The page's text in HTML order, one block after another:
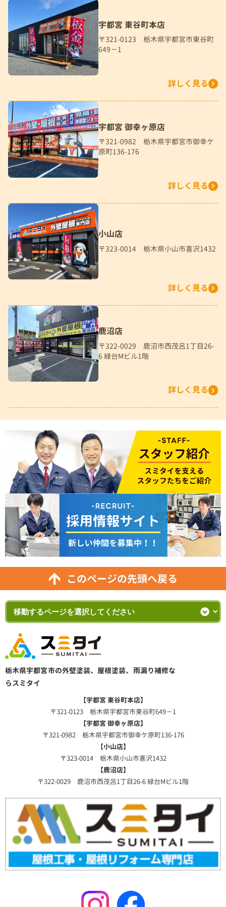
宇都宮 東谷町本店
〒321-0123 栃木県宇都宮市東谷町
649－1
詳しく見る
宇都宮 御幸ヶ原店
〒321-0982 栃木県宇都宮市御幸ケ
原町136-176
詳しく見る
小山店
〒323-0014 栃木県小山市喜沢1432
詳しく見る
鹿沼店
〒322-0029 鹿沼市西茂呂1丁目26-
6 緑台Mビル1階
詳しく見る
このページの先頭へ戻る
栃木県宇都宮市の外壁塗装、屋根塗装、雨漏り補修な
らスミタイ
【宇都宮 東谷町本店】
〒321-0123 栃木県宇都宮市東谷町649－1
【宇都宮 御幸ヶ原店】
〒321-0982 栃木県宇都宮市御幸ケ原町136-176
【小山店】
〒323-0014 栃木県小山市喜沢1432
【鹿沼店】
〒322-0029 鹿沼市西茂呂1丁目26-6 緑台Mビル1階